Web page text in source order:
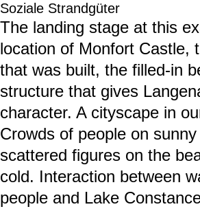
Soziale Strandgüter
The landing stage at this
location of Monfort Castle,
that was built, the filled-in
structure that gives
character. A cityscape in
Crowds of people on
scattered figures on the
cold. Interaction between
people and Lake